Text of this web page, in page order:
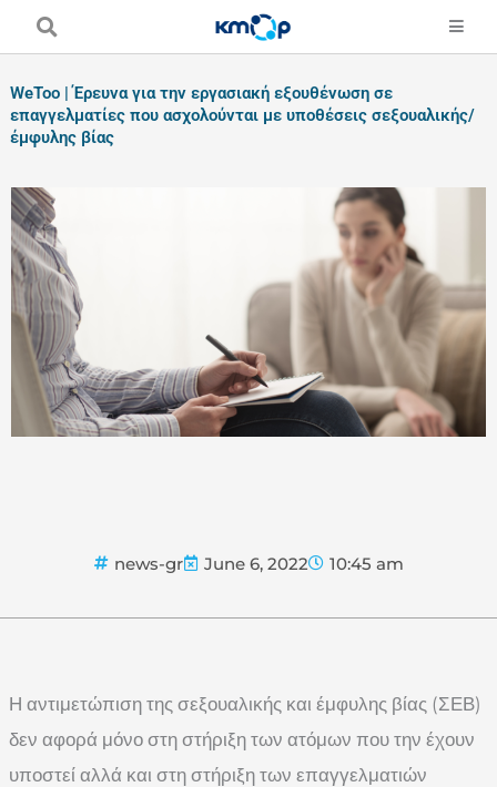
WeToo | Έρευνα για την εργασιακή εξουθένωση σε
επαγγελματίες που ασχολούνται με υποθέσεις σεξουαλικής/
έμφυλης βίας
news-gr June 6, 2022 10:45 am
Η αντιμετώπιση της σεξουαλικής και έμφυλης βίας (ΣΕΒ)
δεν αφορά μόνο στη στήριξη των ατόμων που την έχουν
υποστεί αλλά και στη στήριξη των επαγγελματιών